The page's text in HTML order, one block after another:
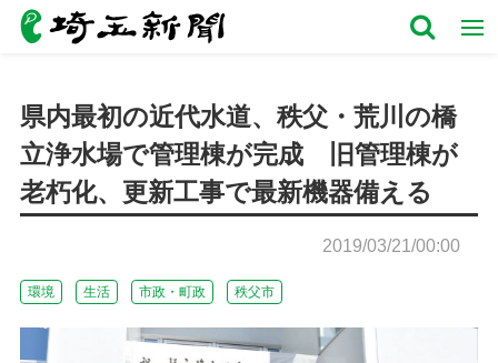
県内最初の近代水道、秩父・荒川の橋
立浄水場で管理棟が完成 旧管理棟が
老朽化、更新工事で最新機器備える
2019/03/21/00:00
環境 生活 市政・町政 秩父市